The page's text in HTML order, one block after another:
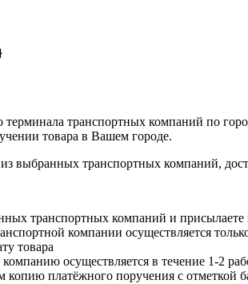
терминала транспортных компаний по
товара в Вашем городе.
выбранных транспортных компаний,
транспортных компаний и
компании осуществляется
товара
осуществляется в течение 1-2
копию платёжного поручения с отметкой